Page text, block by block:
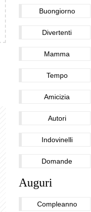
Buongiorno
Divertenti
Mamma
Tempo
Amicizia
Autori
Indovinelli
Domande
Auguri
Compleanno